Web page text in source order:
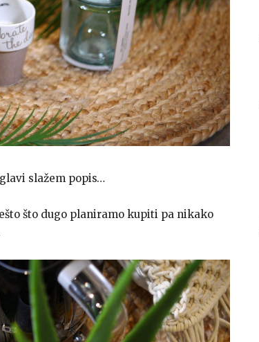
slažem popis…
što dugo planiramo kupiti pa nikako